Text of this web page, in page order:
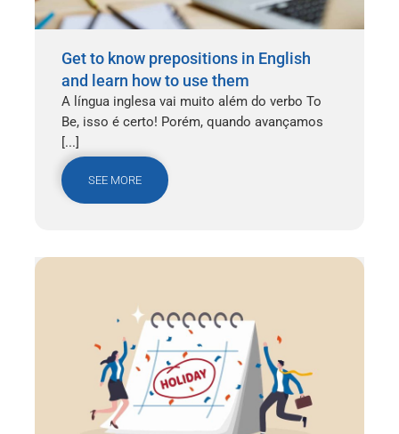
Get to know prepositions in English
and learn how to use them
A língua inglesa vai muito além do verbo To
Be, isso é certo! Porém, quando avançamos
[...]
SEE MORE